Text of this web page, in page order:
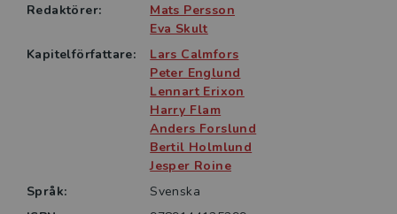
Redaktörer:
Mats Persson
Eva Skult
Kapitelförfattare:
Lars Calmfors
Peter Englund
Lennart Erixon
Harry Flam
Anders Forslund
Bertil Holmlund
Jesper Roine
Språk:
Svenska